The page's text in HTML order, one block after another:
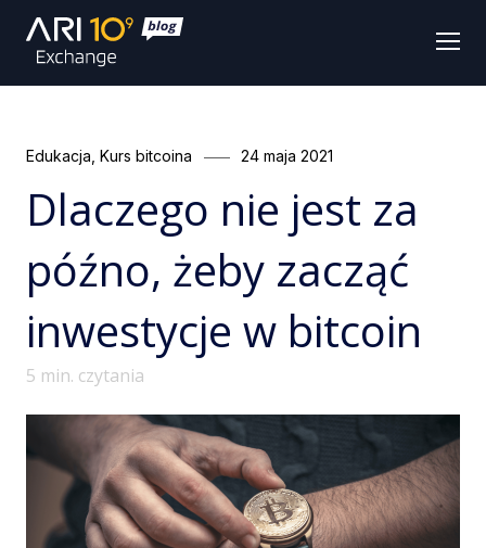
Categories
Edukacja Kurs bitcoina
Posted
24 maja 2021
Dlaczego nie jest za
późno, żeby zacząć
inwestycje w bitcoin
5 min. czytania